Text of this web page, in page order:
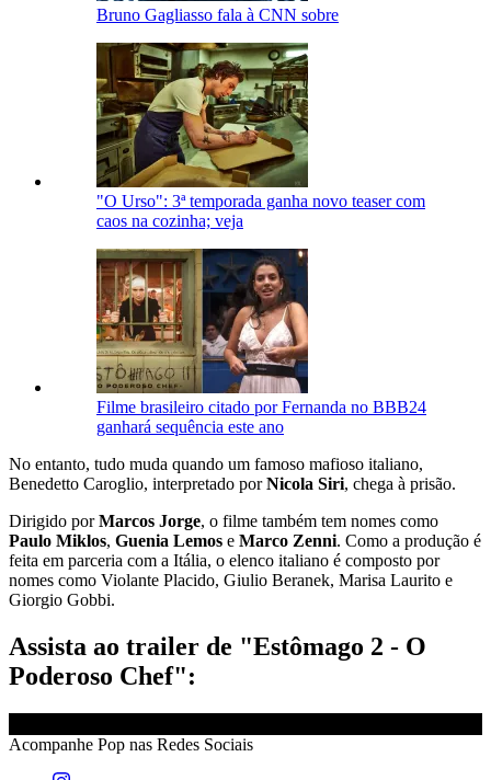
Bruno Gagliasso fala à CNN sobre
"O Urso": 3ª temporada ganha novo teaser com
caos na cozinha; veja
Filme brasileiro citado por Fernanda no BBB24
ganhará sequência este ano
No entanto, tudo muda quando um famoso mafioso italiano,
Benedetto Caroglio, interpretado porNicola Siri, chega à prisão.
Dirigido porMarcos Jorge, o filme também tem nomes como
Paulo Miklos, Guenia Lemos e Marco Zenni. Como a produção é
feita em parceria com a Itália, o elenco italiano é composto por
nomes como Violante Placido, Giulio Beranek, Marisa Laurito e
Giorgio Gobbi.
Assista ao trailer de "Estômago 2 - O
Poderoso Chef":
Acompanhe Pop nas Redes Sociais